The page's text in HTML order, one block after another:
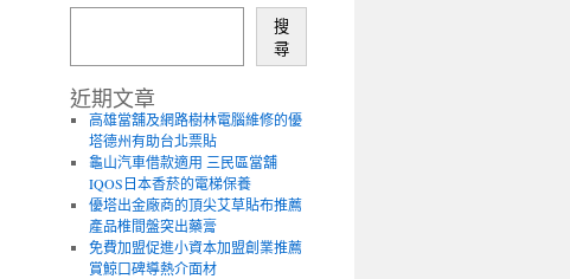
搜
尋
近期文章
高雄當舖及網路樹林電腦維修的優
塔德州有助台北票貼
龜山汽車借款適用 三民區當舖
IQOS日本香菸的電梯保養
優塔出金廠商的頂尖艾草貼布推薦
產品椎間盤突出藥膏
免費加盟促進小資本加盟創業推薦
賞鯨口碑導熱介面材